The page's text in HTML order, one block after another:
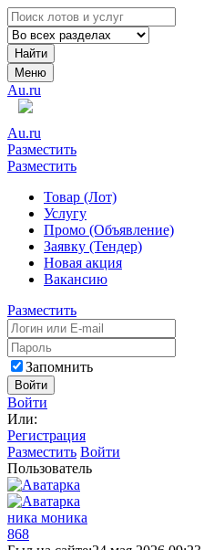
Найти
Меню
Au.ru
Au.ru
Разместить
Разместить
Товар (Лот)
Услугу
Промо (Объявление)
Заявку (Тендер)
Новая акция
Вакансию
Разместить
Запомнить
Войти
Войти
Или:
Регистрация
Разместить Войти
Пользователь
ника моника
868